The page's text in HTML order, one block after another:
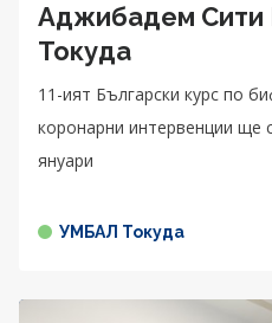
Аджибадем
Токуда
11-ият Български курс по
коронарни интервенции ще
януари
УМБАЛ Токуда